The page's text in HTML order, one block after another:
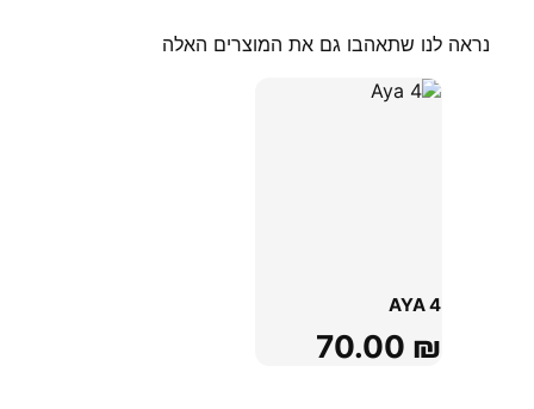
נראה לנו שתאהבו גם את המוצרים האלה
AYA 4
70.00 ₪